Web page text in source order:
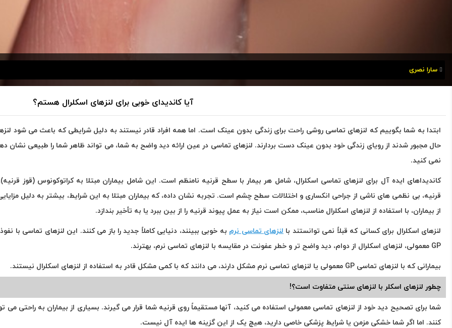
سارا نصری
آیا کاندیدای خوبی برای لنزهای اسکلرال هستم؟
ابتدا به شما بگوییم که لنزهای تماسی روشی راحت برای زندگی بدون عینک است. اما همه افراد قادر نیستند به دلیل شرایطی که باعث می شود
حال مجبور شدند از رویای زندگی خود بدون عینک دست بردارند. لنزهای تماسی در عین ارائه دید واضح به شما، می تواند ظاهر شما را طبیعی
نمی کنید.
قرنیه، بی نظمی های ناشی از جراحی انکساری و اختلالات سطح چشم است. تجربه نشان داده، که بیماران مبتلا به این شرایط، بیشتر به دلیل مزایایی
از بیماران، با استفاده از لنزهای اسکلرال مناسب، ممکن است نیاز به عمل پیوند قرنیه را از بین ببرد یا به تأخیر بندازد.
لنزهای اسكلرال برای كسانی كه قبلاً نمی توانستند با لنزهای تماسی نرم
GP معمولی، لنزهای اسکلرال از دوام، دید واضح تر و خطر عفونت در مقایسه با لنزهای تماسی نرم، بهترند.
بیمارانی که با لنزهای تماسی GP معمولی یا لنزهای تماسی نرم مشکل دارند، می دانند که با کمی مشکل قادر به استفاده از لنزهای اسکلرال نیستند.
چطور لنزهای اسکلر با لنزهای سنتی متفاوت است؟!
کنند. اما اگر شما خشکی مزمن یا شرایط پزشکی خاصی دارید، هیچ یک از این گزینه ها ایده آل نیست.